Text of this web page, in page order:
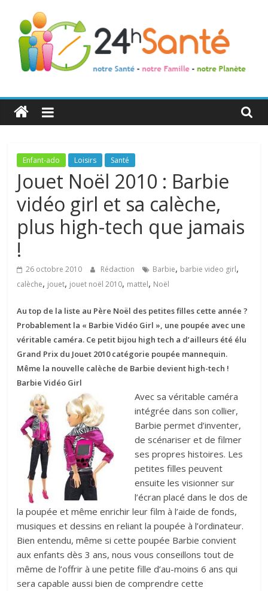
24h
Santé
La
santé
de
toute
famille
Enfant-ado Loisirs Santé
Jouet Noël 2010 : Barbie
vidéo girl et sa calèche,
plus high-tech que jamais
!
26 octobre 2010 Rédaction Barbie, barbie video girl,
calèche, jouet, jouet noël 2010, mattel, Noël
Au top de la liste au Père Noël des petites filles cette année ?
Probablement la « Barbie Vidéo Girl », une poupée avec une
véritable caméra. Ce petit bijou high tech a d’ailleurs été élu
Grand Prix du Jouet 2010 catégorie poupée mannequin.
Même la nouvelle calèche de Barbie devient high-tech !
Barbie Vidéo Girl
Avec sa véritable caméra
intégrée dans son collier,
Barbie permet d’inventer,
de scénariser et de filmer
ses propres histoires. Les
petites filles peuvent
ensuite les visionner sur
l’écran placé dans le dos de
la poupée et même enrichir leur film à l’aide de fonds,
musiques et dessins en reliant la poupée à l’ordinateur.
Bien entendu, même si cette poupée Barbie convient
aux enfants dès 3 ans, nous vous conseillons tout de
même de l’offrir à une petite fille d’au-moins 6 ans qui
sera capable aussi bien de comprendre cette